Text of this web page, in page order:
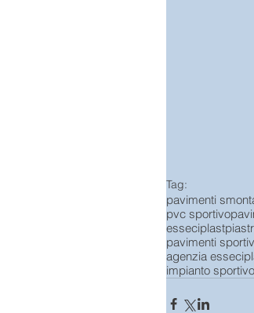
Tag:
pavimenti
pvc sportivo
esseciplast
pavimenti
agenzia
impianto